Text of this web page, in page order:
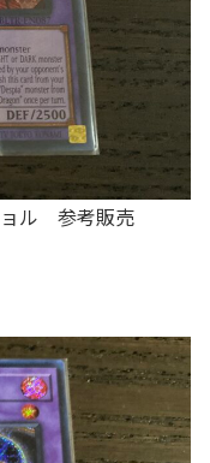
ョル 参考販売